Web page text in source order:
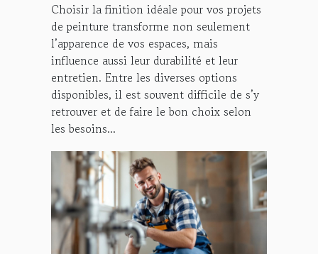
Choisir la finition idéale pour vos projets
de peinture transforme non seulement
l’apparence de vos espaces, mais
influence aussi leur durabilité et leur
entretien. Entre les diverses options
disponibles, il est souvent difficile de s’y
retrouver et de faire le bon choix selon
les besoins...